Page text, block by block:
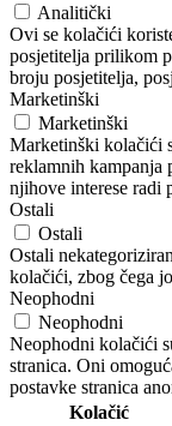
Analitički
Ovi se kolačići
posjetitelja prilikom
broju posjetitelja,
Marketinški
Marketinški
Marketinški kolačići
reklamnih kampanja
njihove interese radi
Ostali
Ostali
Ostali
kolačići, zbog čega
Neophodni
Neophodni
Neophodni kolačići
stranica. Oni
postavke stranica
Kolačić